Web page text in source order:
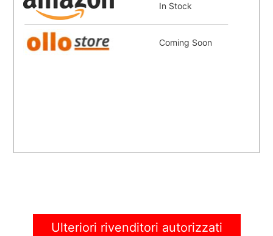
In Stock
Coming Soon
Ulteriori rivenditori autorizzati